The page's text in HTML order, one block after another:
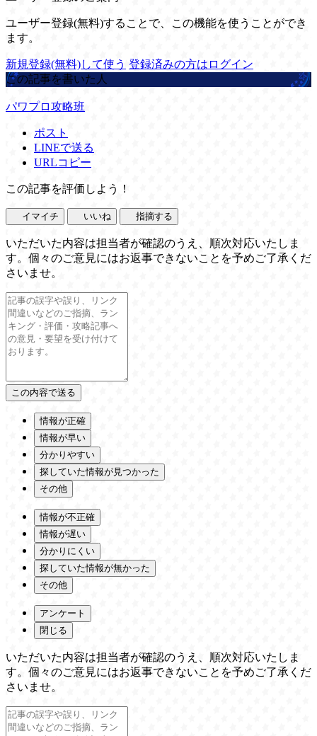
ユーザー登録(無料)することで、この機能を使うことができ
ます。
新規登録(無料)して使う 登録済みの方はログイン
この記事を書いた人
パワプロ攻略班
ポスト
LINEで送る
URLコピー
この記事を評価しよう！
イマイチ いいね 指摘する
いただいた内容は担当者が確認のうえ、順次対応いたしま
す。個々のご意見にはお返事できないことを予めご了承くだ
さいませ。
情報が正確
情報が早い
分かりやすい
探していた情報が見つかった
その他
情報が不正確
情報が遅い
分かりにくい
探していた情報が無かった
その他
アンケート
閉じる
いただいた内容は担当者が確認のうえ、順次対応いたしま
す。個々のご意見にはお返事できないことを予めご了承くだ
さいませ。